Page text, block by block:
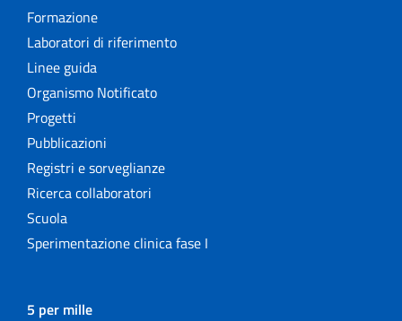
Formazione
Laboratori di riferimento
Linee guida
Organismo Notificato
Progetti
Pubblicazioni
Registri e sorveglianze
Ricerca collaboratori
Scuola
Sperimentazione clinica fase I
5 per mille